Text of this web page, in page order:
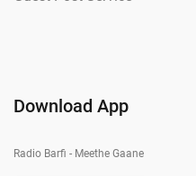
Download App
Radio Barfi - Meethe Gaane